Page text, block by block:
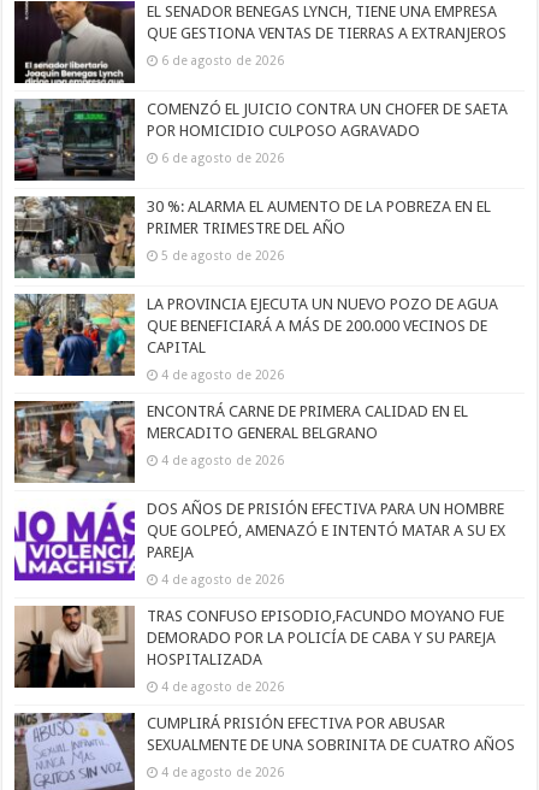
EL SENADOR BENEGAS LYNCH, TIENE UNA EMPRESA
QUE GESTIONA VENTAS DE TIERRAS A EXTRANJEROS
6 de agosto de 2026
COMENZÓ EL JUICIO CONTRA UN CHOFER DE SAETA
POR HOMICIDIO CULPOSO AGRAVADO
6 de agosto de 2026
30 %: ALARMA EL AUMENTO DE LA POBREZA EN EL
PRIMER TRIMESTRE DEL AÑO
5 de agosto de 2026
LA PROVINCIA EJECUTA UN NUEVO POZO DE AGUA
QUE BENEFICIARÁ A MÁS DE 200.000 VECINOS DE
CAPITAL
4 de agosto de 2026
ENCONTRÁ CARNE DE PRIMERA CALIDAD EN EL
MERCADITO GENERAL BELGRANO
4 de agosto de 2026
DOS AÑOS DE PRISIÓN EFECTIVA PARA UN HOMBRE
QUE GOLPEÓ, AMENAZÓ E INTENTÓ MATAR A SU EX
PAREJA
4 de agosto de 2026
TRAS CONFUSO EPISODIO,FACUNDO MOYANO FUE
DEMORADO POR LA POLICÍA DE CABA Y SU PAREJA
HOSPITALIZADA
4 de agosto de 2026
CUMPLIRÁ PRISIÓN EFECTIVA POR ABUSAR
SEXUALMENTE DE UNA SOBRINITA DE CUATRO AÑOS
4 de agosto de 2026